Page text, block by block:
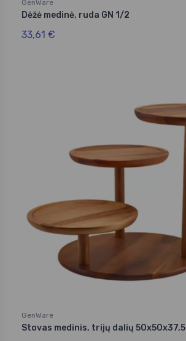
GenWare
Dėžė medinė, ruda GN 1/2
33,61 €
GenWare
Stovas medinis, trijų dalių 50x50x37,5